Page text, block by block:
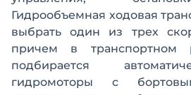
Гидрообъемная ходовая
выбрать один из трех
причем в транспортном
подбирается
гидромоторы с